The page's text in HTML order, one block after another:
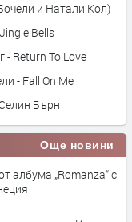
и Натали Кол)
Bells
Return To Love
- Fall On Me
Бърн
Още новини
албума „Romanza“ с